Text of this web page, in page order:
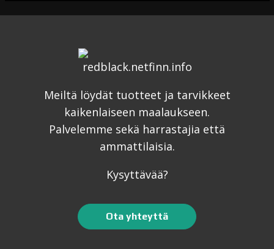
Meiltä löydät tuotteet ja tarvikkeet
kaikenlaiseen maalaukseen.
Palvelemme sekä harrastajia että
ammattilaisia.
Kysyttävää?
Ota yhteyttä